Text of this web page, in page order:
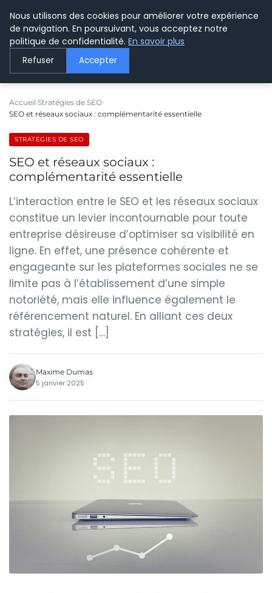
LE WEBMARKETING
Accueil Stratégies de SEO
SEO et réseaux sociaux : complémentarité essentielle
STRATÉGIES DE SEO
SEO et réseaux sociaux :
complémentarité essentielle
L’interaction entre le SEO et les réseaux sociaux
constitue un levier incontournable pour toute
entreprise désireuse d’optimiser sa visibilité en
ligne. En effet, une présence cohérente et
engageante sur les plateformes sociales ne se
limite pas à l’établissement d’une simple
notoriété, mais elle influence également le
référencement naturel. En alliant ces deux
stratégies, il est […]
Maxime Dumas
5 janvier 2025
Nous utilisons des cookies pour améliorer votre expérience
de navigation. En poursuivant, vous acceptez notre
politique de confidentialité. En savoir plus
Refuser Accepter